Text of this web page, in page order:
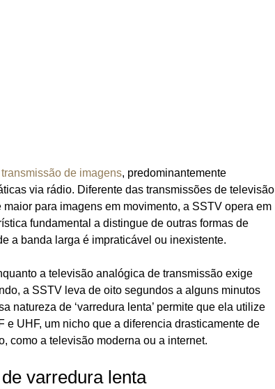
transmissão de imagens, predominantemente
via rádio. Diferente das transmissões de televisão
para imagens em movimento, a SSTV opera em
fundamental a distingue de outras formas de
a banda larga é impraticável ou inexistente.
a televisão analógica de transmissão exige
a SSTV leva de oito segundos a alguns minutos
natureza de ‘varredura lenta’ permite que ela utilize
UHF, um nicho que a diferencia drasticamente de
como a televisão moderna ou a internet.
varredura lenta